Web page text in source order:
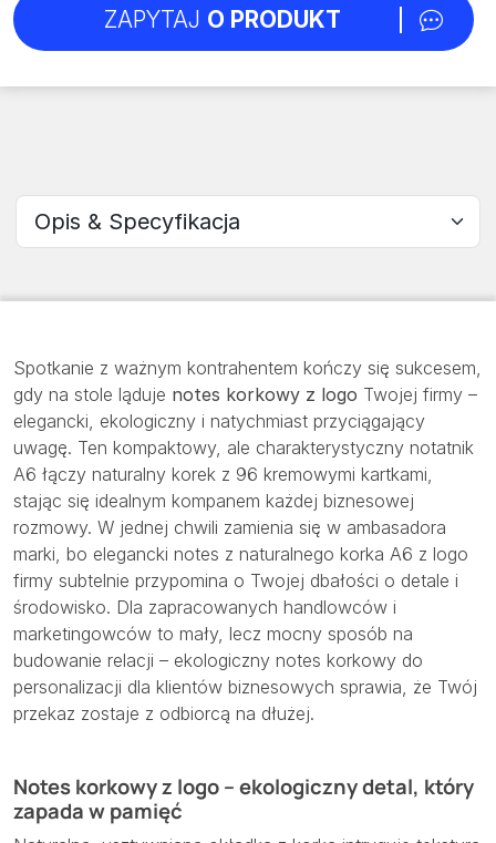
Spotkanie z ważnym kontrahentem kończy się sukcesem,
gdy na stole ląduje notes korkowy z logo Twojej firmy –
elegancki, ekologiczny i natychmiast przyciągający
uwagę. Ten kompaktowy, ale charakterystyczny notatnik
A6 łączy naturalny korek z 96 kremowymi kartkami,
stając się idealnym kompanem każdej biznesowej
rozmowy. W jednej chwili zamienia się w ambasadora
marki, bo elegancki notes z naturalnego korka A6 z logo
firmy subtelnie przypomina o Twojej dbałości o detale i
środowisko. Dla zapracowanych handlowców i
marketingowców to mały, lecz mocny sposób na
budowanie relacji – ekologiczny notes korkowy do
personalizacji dla klientów biznesowych sprawia, że Twój
przekaz zostaje z odbiorcą na dłużej.
Notes korkowy z logo – ekologiczny detal, który
zapada w pamięć
Wybierz sekcję
ZAPYTAJ O PRODUKT